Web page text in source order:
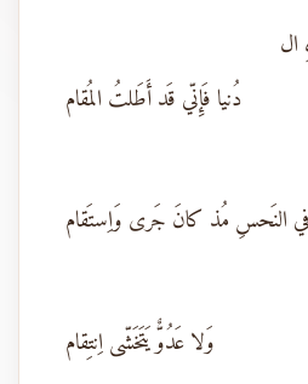
دُنيا فَإِنّي قَد أَطَلتُ المُقام
في النَحسِ مُذ كانَ جَرى وَاِستَقام
وَلا عَدُوٌّ يَتَخَشّى اِنتِقام